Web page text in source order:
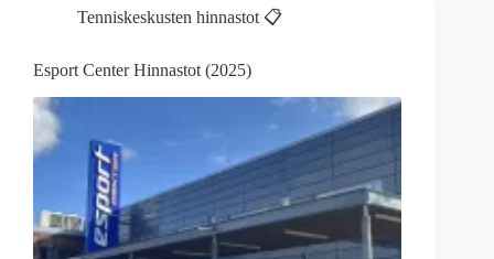
Tenniskeskusten hinnastot 📋
Esport Center Hinnastot (2025)